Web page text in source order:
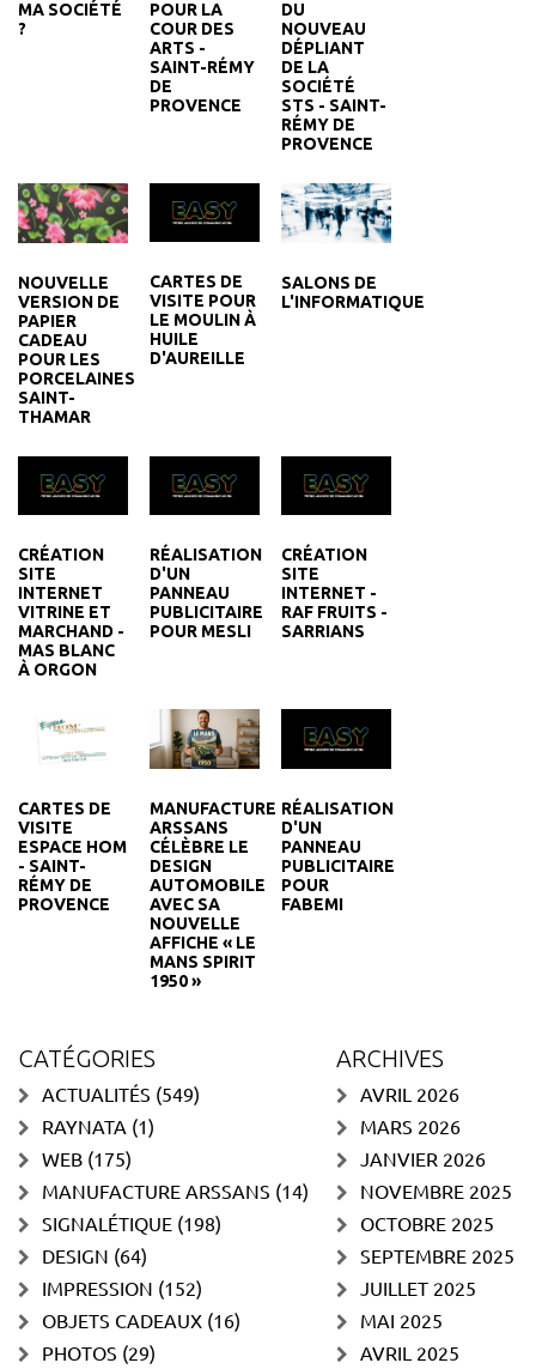
MA SOCIÉTÉ
?
POUR LA
COUR DES
ARTS -
SAINT-RÉMY
DE
PROVENCE
DU
NOUVEAU
DÉPLIANT
DE LA
SOCIÉTÉ
STS - SAINT-
RÉMY DE
PROVENCE
NOUVELLE
VERSION DE
PAPIER
CADEAU
POUR LES
PORCELAINES
SAINT-
THAMAR
CARTES DE
VISITE POUR
LE MOULIN À
HUILE
D'AUREILLE
SALONS DE
L'INFORMATIQUE
CRÉATION
SITE
INTERNET
VITRINE ET
MARCHAND -
MAS BLANC
À ORGON
RÉALISATION
D'UN
PANNEAU
PUBLICITAIRE
POUR MESLI
CRÉATION
SITE
INTERNET -
RAF FRUITS -
SARRIANS
CARTES DE
VISITE
ESPACE HOM
- SAINT-
RÉMY DE
PROVENCE
MANUFACTURE
ARSSANS
CÉLÈBRE LE
DESIGN
AUTOMOBILE
AVEC SA
NOUVELLE
AFFICHE « LE
MANS SPIRIT
1950 »
RÉALISATION
D'UN
PANNEAU
PUBLICITAIRE
POUR
FABEMI
CATÉGORIES
ACTUALITÉS (549)
RAYNATA (1)
WEB (175)
MANUFACTURE ARSSANS (14)
SIGNALÉTIQUE (198)
DESIGN (64)
IMPRESSION (152)
OBJETS CADEAUX (16)
PHOTOS (29)
ARCHIVES
AVRIL 2026
MARS 2026
JANVIER 2026
NOVEMBRE 2025
OCTOBRE 2025
SEPTEMBRE 2025
JUILLET 2025
MAI 2025
AVRIL 2025